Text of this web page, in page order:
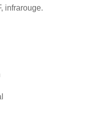
infrarouge.